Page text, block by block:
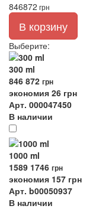
846872 грн
В корзину
Выберите:
300 ml
846 872 грн
экономия 26 грн
Арт. 000047450
В наличии
1000 ml
1589 1746 грн
экономия 157 грн
Арт. b00050937
В наличии